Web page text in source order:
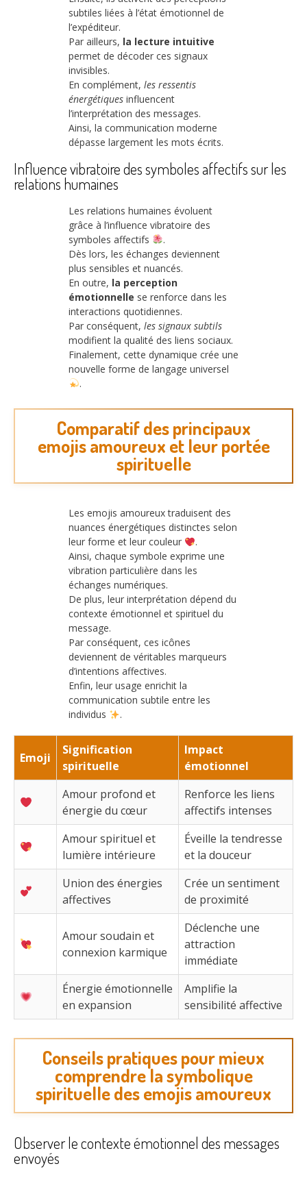
subtiles liées à l’état émotionnel de
l’expéditeur.
Par ailleurs, la lecture intuitive
permet de décoder ces signaux
invisibles.
En complément, les ressentis
énergétiques influencent
l’interprétation des messages.
Ainsi, la communication moderne
dépasse largement les mots écrits.
Influence vibratoire des symboles affectifs sur les
relations humaines
Les relations humaines évoluent
grâce à l’influence vibratoire des
symboles affectifs
.
Dès lors, les échanges deviennent
plus sensibles et nuancés.
En outre, la perception
émotionnelle se renforce dans les
interactions quotidiennes.
Par conséquent, les signaux subtils
modifient la qualité des liens sociaux.
Finalement, cette dynamique crée une
nouvelle forme de langage universel
.
Comparatif des principaux
emojis amoureux et leur portée
spirituelle
Les emojis amoureux traduisent des
nuances énergétiques distinctes selon
leur forme et leur couleur
.
Ainsi, chaque symbole exprime une
vibration particulière dans les
échanges numériques.
De plus, leur interprétation dépend du
contexte émotionnel et spirituel du
message.
Par conséquent, ces icônes
deviennent de véritables marqueurs
d’intentions affectives.
Enfin, leur usage enrichit la
communication subtile entre les
individus
.
Emoji
Signification
spirituelle
Impact
émotionnel
Amour profond et
énergie du cœur
Renforce les liens
affectifs intenses
Amour spirituel et
lumière intérieure
Éveille la tendresse
et la douceur
Union des énergies
affectives
Crée un sentiment
de proximité
Amour soudain et
connexion karmique
Déclenche une
attraction
immédiate
Énergie émotionnelle
en expansion
Amplifie la
sensibilité affective
Conseils pratiques pour mieux
comprendre la symbolique
spirituelle des emojis amoureux
Observer le contexte émotionnel des messages
envoyés